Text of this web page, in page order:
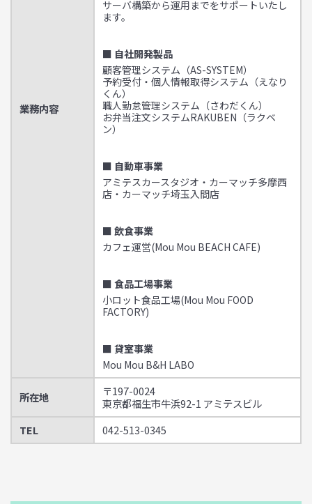
業務内容
サーバ構築から運用までをサポートいたし
ます。
■ 自社開発製品
顧客管理システム（AS-SYSTEM）
予約受付・個人情報取得システム（えなり
くん）
職人勤怠管理システム（さわだくん）
お弁当注文システムRAKUBEN（ラクベ
ン）
■ 自動車事業
アミテスカースタジオ・カーマッチ多摩西
店・カーマッチ埼玉入間店
■ 飲食事業
カフェ運営(Mou Mou BEACH CAFE)
■ 食品工場事業
小ロット食品工場(Mou Mou FOOD
FACTORY)
■ 貸室事業
Mou Mou B&H LABO
所在地
〒197-0024
東京都福生市牛浜92-1 アミテスビル
TEL
042-513-0345